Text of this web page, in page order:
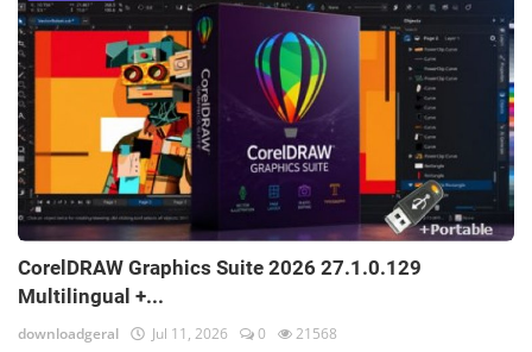
CorelDRAW Graphics Suite 2026 27.1.0.129
Multilingual +...
downloadgeral Jul 11, 2026 0 21568